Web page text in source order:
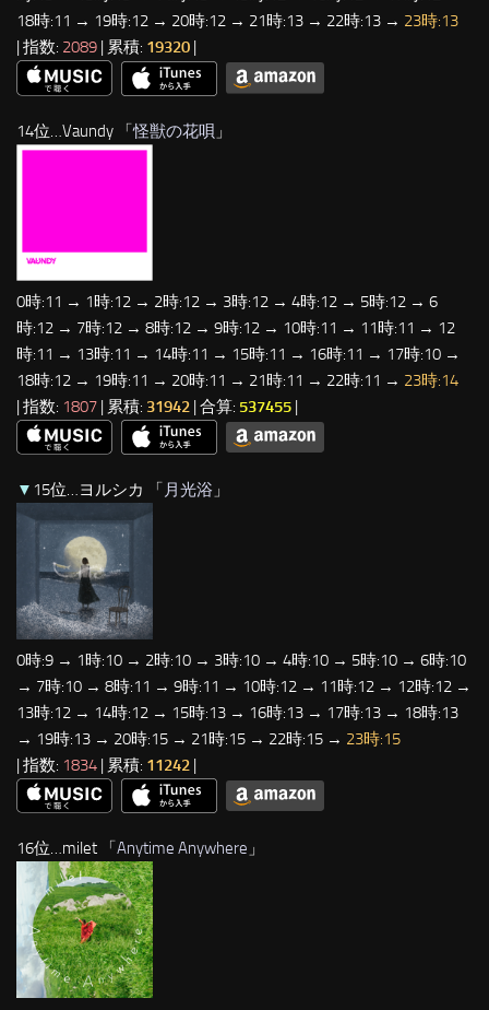
18時:11 → 19時:12 → 20時:12 → 21時:13 → 22時:13 → 23時:13
| 指数: 2089 | 累積: 19320
14位…Vaundy 「怪獣の花唄 」
0時:11 → 1時:12 → 2時:12 → 3時:12 → 4時:12 → 5時:12 → 6
時:12 → 7時:12 → 8時:12 → 9時:12 → 10時:11 → 11時:11 → 12
時:11 → 13時:11 → 14時:11 → 15時:11 → 16時:11 → 17時:10 →
18時:12 → 19時:11 → 20時:11 → 21時:11 → 22時:11 → 23時:14
| 指数: 1807 | 累積: 31942 | 合算: 537455 |
▼ 15位…ヨルシカ 「月光浴 」
0時:9 → 1時:10 → 2時:10 → 3時:10 → 4時:10 → 5時:10 → 6時:10
→ 7時:10 → 8時:11 → 9時:11 → 10時:12 → 11時:12 → 12時:12 →
13時:12 → 14時:12 → 15時:13 → 16時:13 → 17時:13 → 18時:13
→ 19時:13 → 20時:15 → 21時:15 → 22時:15 → 23時:15
| 指数: 1834 | 累積: 11242 |
16位…milet 「Anytime Anywhere 」